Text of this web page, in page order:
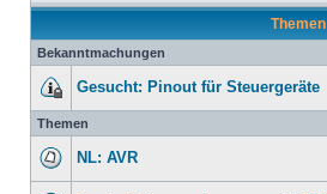
Themen
Bekanntmachungen
Gesucht: Pinout für Steuergeräte
Themen
NL: AVR